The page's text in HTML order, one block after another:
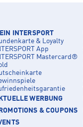
INTERSPORT
& Loyalty
App
Mastercard®
WERBUNG
& COUPONS